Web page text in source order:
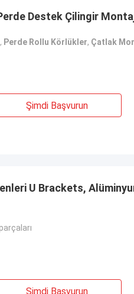
Destek Çilingir
, Perde Rollu Körlükler, Çatlak
Şimdi Başvurun
U Brackets,
Şimdi Başvurun